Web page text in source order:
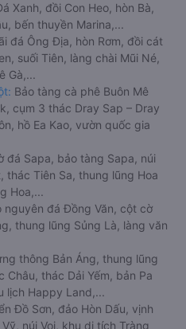
Xanh, đồi Con Heo, hòn Bà,
bến thuyền Marina,...
đá Ông Địa, hòn Rơm, đồi cát
suối Tiên, làng chài Mũi Né,
Gà,...
Bảo tàng cà phê Buôn Mê
cụm 3 thác Dray Sap – Dray
hồ Ea Kao, vườn quốc gia
đá Sapa, bảo tàng Sapa, núi
thác Tiên Sa, thung lũng Hoa
Hoa,...
nguyên đá Đồng Văn, cột cờ
thung lũng Sủng Là, làng văn
thông Bản Áng, thung lũng
Châu, thác Dải Yếm, bản Pa
lịch Happy Land,...
Đồ Sơn, đảo Hòn Dấu, vịnh
núi Voi, khu di tích Tràng